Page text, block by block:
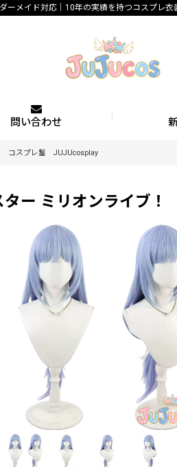
ーメイド対応｜10年の実績を持つコスプレ
問い合わせ
コスプレ鬘 JUJUcosplay
ー ミリオンライブ